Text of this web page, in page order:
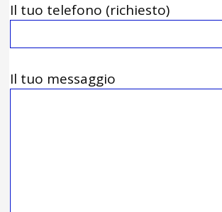
Il tuo telefono (richiesto)
Il tuo messaggio